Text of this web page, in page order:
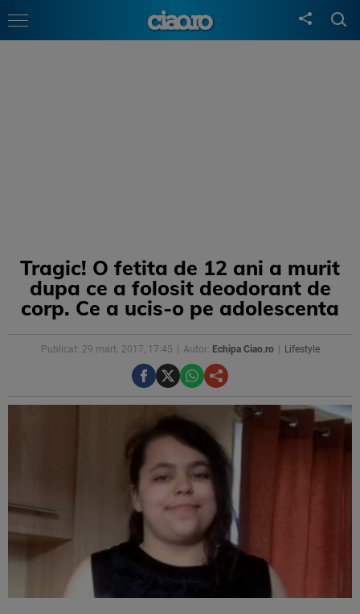
Tragic! O fetita de 12 ani a murit
dupa ce a folosit deodorant de
corp. Ce a ucis-o pe adolescenta
Publicat: 29 mart. 2017, 17:45 Autor: Echipa Ciao.ro Lifestyle